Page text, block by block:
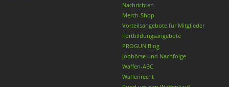
Nachrichten
Merch-Shop
Vorteilsangebote für Mitglieder
Fortbildungsangebote
PROGUN Blog
Jobbörse und Nachfolge
Waffen-ABC
Waffenrecht